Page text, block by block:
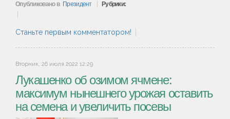
Опубликовано в Президент Рубрики:
Станьте первым комментатором!
Вторник, 26 июля 2022 12:29
Лукашенко об озимом ячмене:
максимум нынешнего урожая оставить
на семена и увеличить посевы